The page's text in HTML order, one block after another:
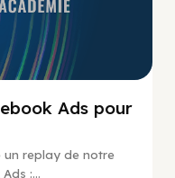
Ads pour
un replay de notre
:...